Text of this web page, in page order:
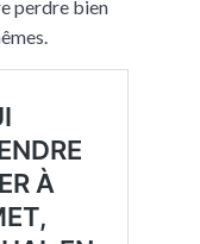
perdre bien